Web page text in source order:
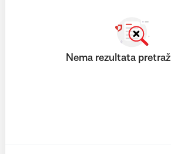
Nema rezultata